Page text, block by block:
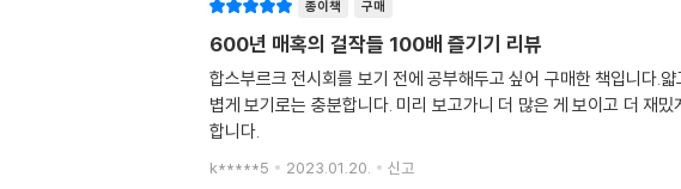
종이책 구매
600년 매혹의 걸작들 100배 즐기기 리뷰
합스부르크 전시회를 보기 전에 공부해두고 싶어 구매한 책입니다.
볍게 보기로는 충분합니다. 미리 보고가니 더 많은 게 보이고 더 재
합니다.
k*****5 2023.01.20. 신고